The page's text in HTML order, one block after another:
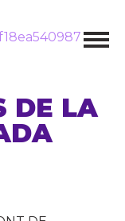
DE LA